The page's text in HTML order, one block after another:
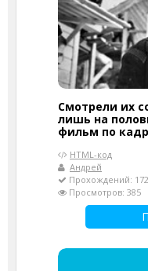
Смотрели их
лишь на
фильм по
HTML-код
Андрей
Прохождений: 172
Просмотров: 385